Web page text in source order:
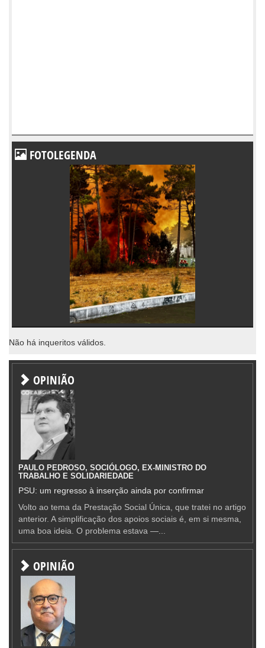
FOTOLEGENDA
Não há inqueritos válidos.
OPINIÃO
PAULO PEDROSO, SOCIÓLOGO, EX-MINISTRO DO
TRABALHO E SOLIDARIEDADE
PSU: um regresso à inserção ainda por confirmar
Volto ao tema da Prestação Social Única, que tratei no artigo
anterior. A simplificação dos apoios sociais é, em si mesma,
uma boa ideia. O problema estava —...
OPINIÃO